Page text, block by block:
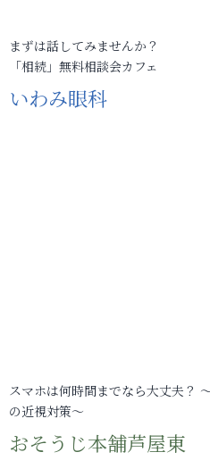
まずは話してみませんか？
「相続」無料相談会カフェ
いわみ眼科
スマホは何時間までなら大丈夫？
の近視対策～
おそうじ本舗芦屋東